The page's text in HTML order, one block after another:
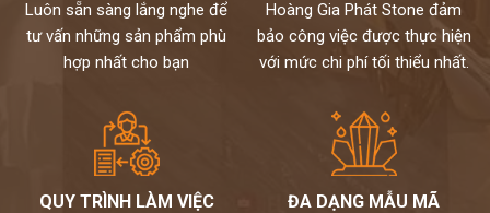
Luôn sẵn sàng lắng nghe để
tư vấn những sản phẩm phù
hợp nhất cho bạn
Hoàng Gia Phát Stone đảm
bảo công việc được thực hiện
với mức chi phí tối thiểu nhất.
QUY TRÌNH LÀM VIỆC
ĐA DẠNG MẪU MÃ